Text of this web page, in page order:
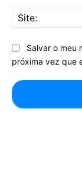
Salvar o meu
próxima vez que